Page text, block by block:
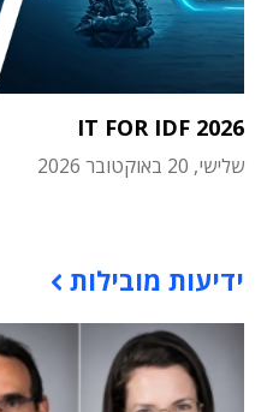
IT FOR IDF 2026
שלישי, 20 באוקטובר 2026
ידיעות מובילות